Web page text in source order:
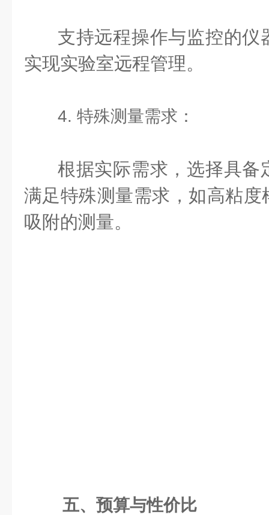
支持远程操作与监控的仪
实现实验室远程管理。
4. 特殊测量需求：
根据实际需求，选择具备
满足特殊测量需求，如高粘
吸附的测量。
五、预算与性价比